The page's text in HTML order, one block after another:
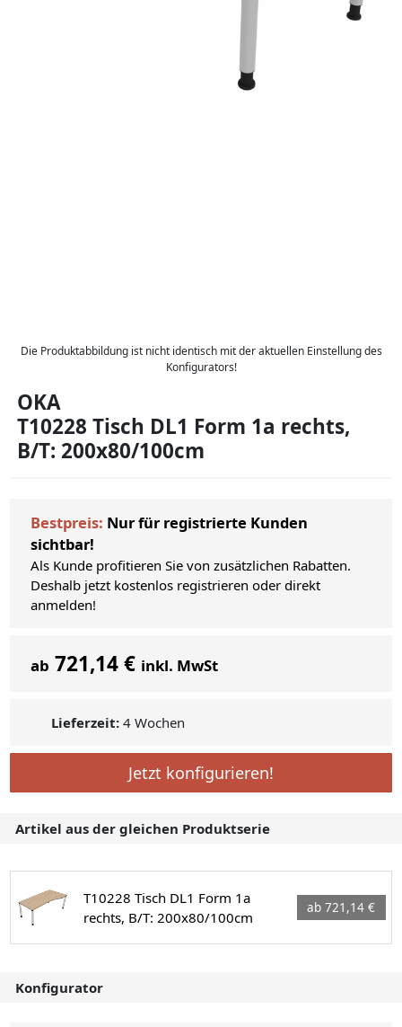
Die Produktabbildung ist nicht identisch mit der aktuellen Einstellung des
Konfigurators!
OKA
T10228 Tisch DL1 Form 1a rechts,
B/T: 200x80/100cm
Bestpreis: Nur für registrierte Kunden
sichtbar!
Als Kunde profitieren Sie von zusätzlichen Rabatten.
Deshalb jetzt kostenlos registrieren oder direkt
anmelden!
ab 721,14 € inkl. MwSt
Lieferzeit: 4 Wochen
Jetzt konfigurieren!
Artikel aus der gleichen Produktserie
T10228 Tisch DL1 Form 1a
rechts, B/T: 200x80/100cm
ab 721,14 €
Konfigurator